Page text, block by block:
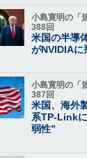
小島寛明の「
388回
米国の半導
がNVIDIAに
小島寛明の「
387回
米国、海外
系TP-Link
弱性”